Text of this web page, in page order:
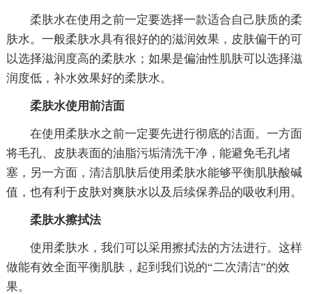
柔肤水在使用之前一定要选择一款适合自己肤质的柔
肤水。一般柔肤水具有很好的的滋润效果，皮肤偏干的可
以选择滋润度高的柔肤水；如果是偏油性肌肤可以选择滋
润度低，补水效果好的柔肤水。
柔肤水使用前洁面
在使用柔肤水之前一定要先进行彻底的洁面。一方面
将毛孔、皮肤表面的油脂污垢清洗干净，能避免毛孔堵
塞，另一方面，清洁肌肤后使用柔肤水能够平衡肌肤酸碱
值，也有利于皮肤对爽肤水以及后续保养品的吸收利用。
柔肤水擦拭法
使用柔肤水，我们可以采用擦拭法的方法进行。这样
做能有效全面平衡肌肤，起到我们说的“二次清洁”的效
果。